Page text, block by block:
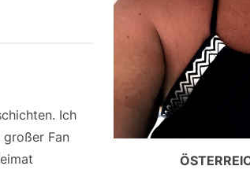
Ich
großer Fan